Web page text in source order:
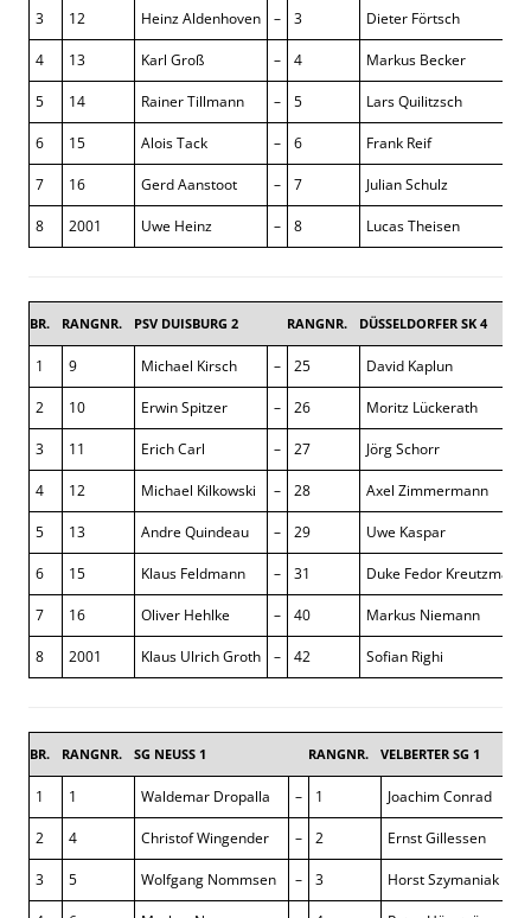
3 12 Heinz Aldenhoven – 3 Dieter Förtsch
4 13 Karl Groß – 4 Markus Becker
5 14 Rainer Tillmann – 5 Lars Quilitzsch
6 15 Alois Tack – 6 Frank Reif
7 16 Gerd Aanstoot – 7 Julian Schulz
8 2001 Uwe Heinz – 8 Lucas Theisen
BR. RANGNR. PSV DUISBURG 2 RANGNR. DÜSSELDORFER SK 4
1 9 Michael Kirsch – 25 David Kaplun
2 10 Erwin Spitzer – 26 Moritz Lückerath
3 11 Erich Carl – 27 Jörg Schorr
4 12 Michael Kilkowski – 28 Axel Zimmermann
5 13 Andre Quindeau – 29 Uwe Kaspar
6 15 Klaus Feldmann – 31 Duke Fedor Kreutzmann
7 16 Oliver Hehlke – 40 Markus Niemann
8 2001 Klaus Ulrich Groth – 42 Sofian Righi
BR. RANGNR. SG NEUSS 1 RANGNR. VELBERTER SG 1
1 1 Waldemar Dropalla – 1 Joachim Conrad
2 4 Christof Wingender – 2 Ernst Gillessen
3 5 Wolfgang Nommsen – 3 Horst Szymaniak